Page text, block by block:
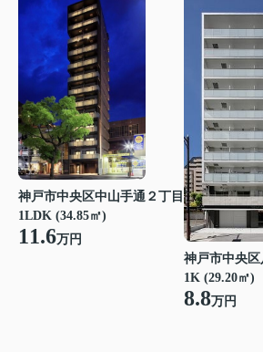
神戸市中央区中山手通２丁目
1LDK (34.85㎡)
11.6万円
神戸市中央区
1K (29.20㎡)
8.8万円